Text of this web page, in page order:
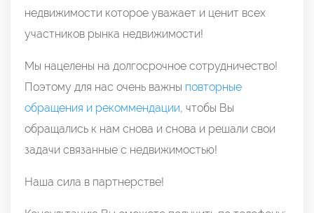
недвижимости которое уважает и ценит всех
участников рынка недвижимости!
Мы нацелены на долгосрочное сотрудничество!
Поэтому для нас очень важны повторные
обращения и рекоммендации, чтобы Вы
обращались к нам снова и снова и решали свои
задачи связанные с недвижимостью!
Наша сила в партнерстве!